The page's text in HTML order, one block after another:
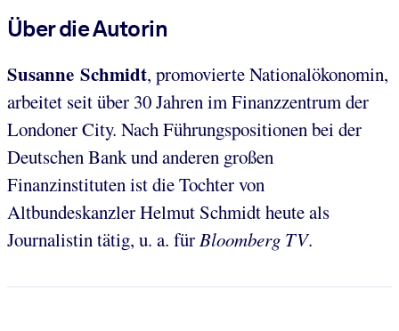
Über die Autorin
Susanne Schmidt, promovierte Nationalökonomin,
arbeitet seit über 30 Jahren im Finanzzentrum der
Londoner City. Nach Führungspositionen bei der
Deutschen Bank und anderen großen
Finanzinstituten ist die Tochter von
Altbundeskanzler Helmut Schmidt heute als
Journalistin tätig, u. a. fürBloomberg TV.